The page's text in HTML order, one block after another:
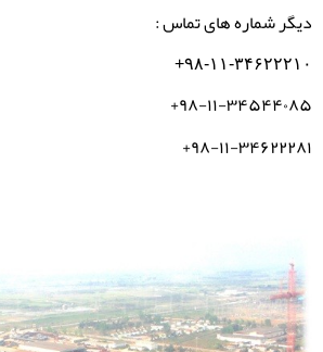
دیگر شماره های تماس :
۹۸-۱۱-۳۴۶۲۲۲۱۰+
۹۸-۱۱-۳۴۵۴۴۰۸۵+
۹۸-۱۱-۳۴۶۲۲۲۸۱+